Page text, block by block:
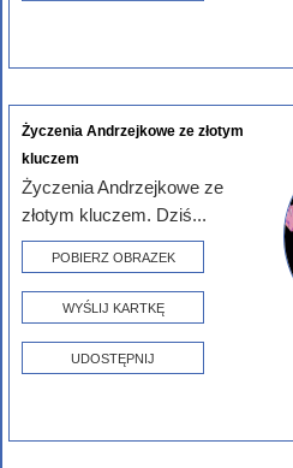
Życzenia Andrzejkowe ze złotym
kluczem
Życzenia Andrzejkowe ze
złotym kluczem. Dziś...
POBIERZ OBRAZEK
WYŚLIJ KARTKĘ
UDOSTĘPNIJ